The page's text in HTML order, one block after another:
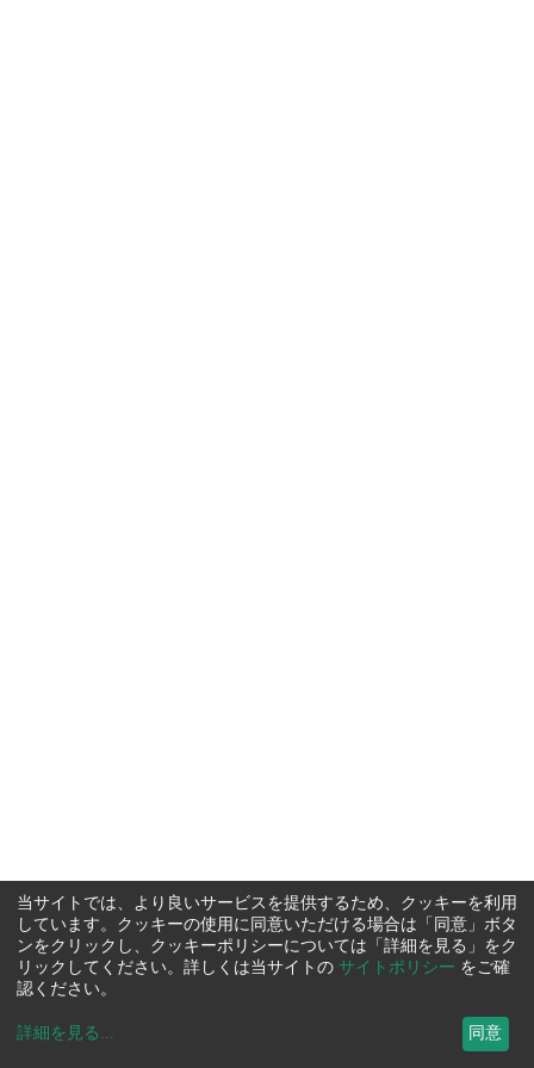
当サイトでは、より良いサービスを提供するため、クッキーを利用
しています。クッキーの使用に同意いただける場合は「同意」ボタ
ンをクリックし、クッキーポリシーについては「詳細を見る」をク
リックしてください。詳しくは当サイトの サイトポリシー をご確
認ください。
詳細を見る ... 同意